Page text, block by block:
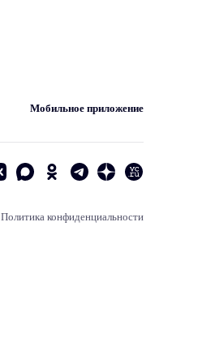
Мобильное приложение
Политика конфиденциальности